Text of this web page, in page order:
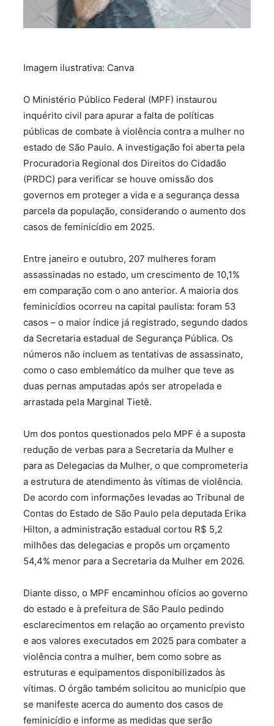
Imagem ilustrativa: Canva
O Ministério Público Federal (MPF) instaurou
inquérito civil para apurar a falta de políticas
públicas de combate à violência contra a mulher no
estado de São Paulo. A investigação foi aberta pela
Procuradoria Regional dos Direitos do Cidadão
(PRDC) para verificar se houve omissão dos
governos em proteger a vida e a segurança dessa
parcela da população, considerando o aumento dos
casos de feminicídio em 2025.
Entre janeiro e outubro, 207 mulheres foram
assassinadas no estado, um crescimento de 10,1%
em comparação com o ano anterior. A maioria dos
feminicídios ocorreu na capital paulista: foram 53
casos – o maior índice já registrado, segundo dados
da Secretaria estadual de Segurança Pública. Os
números não incluem as tentativas de assassinato,
como o caso emblemático da mulher que teve as
duas pernas amputadas após ser atropelada e
arrastada pela Marginal Tietê.
Um dos pontos questionados pelo MPF é a suposta
redução de verbas para a Secretaria da Mulher e
para as Delegacias da Mulher, o que comprometeria
a estrutura de atendimento às vítimas de violência.
De acordo com informações levadas ao Tribunal de
Contas do Estado de São Paulo pela deputada Erika
Hilton, a administração estadual cortou R$ 5,2
milhões das delegacias e propôs um orçamento
54,4% menor para a Secretaria da Mulher em 2026.
Diante disso, o MPF encaminhou ofícios ao governo
do estado e à prefeitura de São Paulo pedindo
esclarecimentos em relação ao orçamento previsto
e aos valores executados em 2025 para combater a
violência contra a mulher, bem como sobre as
estruturas e equipamentos disponibilizados às
vítimas. O órgão também solicitou ao município que
se manifeste acerca do aumento dos casos de
feminicídio e informe as medidas que serão